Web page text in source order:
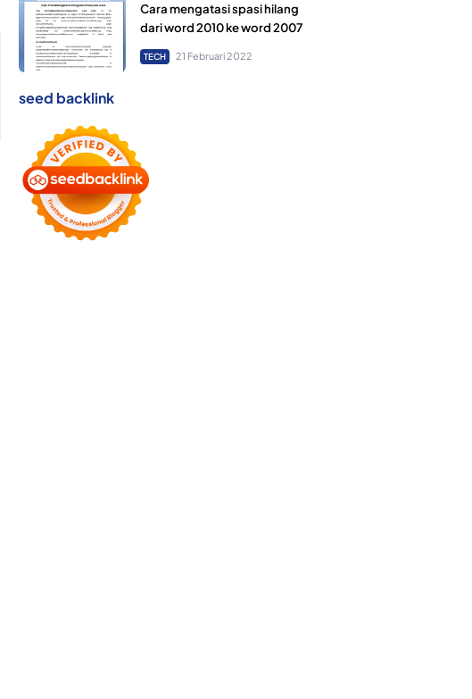
Cara mengatasi spasi hilang
dari word 2010 ke word 2007
TECH 21 Februari 2022
seed backlink